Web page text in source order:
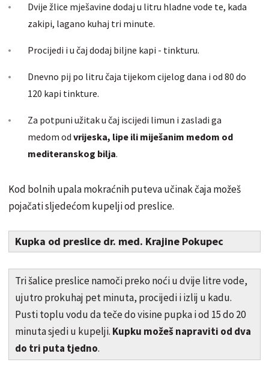
Dvije žlice mješavine dodaj u litru hladne vode te, kada
zakipi, lagano kuhaj tri minute.
Procijedi i u čaj dodaj biljne kapi - tinkturu.
Dnevno pij po litru čaja tijekom cijelog dana i od 80 do
120 kapi tinkture.
Za potpuni užitak u čaj iscijedi limun i zasladi ga
medom od vrijeska, lipe ili miješanim medom od
mediteranskog bilja.
Kod bolnih upala mokraćnih puteva učinak čaja možeš
pojačati sljedećom kupelji od preslice.
Kupka od preslice dr. med. Krajine Pokupec
Tri šalice preslice namoči preko noći u dvije litre vode,
ujutro prokuhaj pet minuta, procijedi i izlij u kadu.
Pusti toplu vodu da teče do visine pupka i od 15 do 20
minuta sjedi u kupelji. Kupku možeš napraviti od dva
do tri puta tjedno.